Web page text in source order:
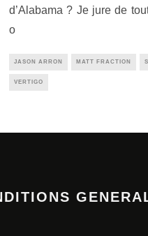
d’Alabama ? Je jure de
o
JASON ARRON MATT FRACTION
VERTIGO